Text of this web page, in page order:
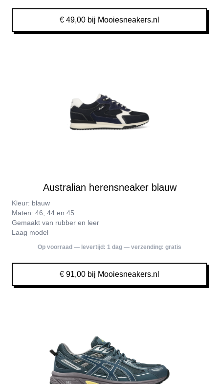
€ 49,00 bij Mooiesneakers.nl
Australian herensneaker blauw
Kleur: blauw
Maten: 46, 44 en 45
Gemaakt van rubber en leer
Laag model
Op voorraad — levertijd: 1 dag — verzending: gratis
€ 91,00 bij Mooiesneakers.nl